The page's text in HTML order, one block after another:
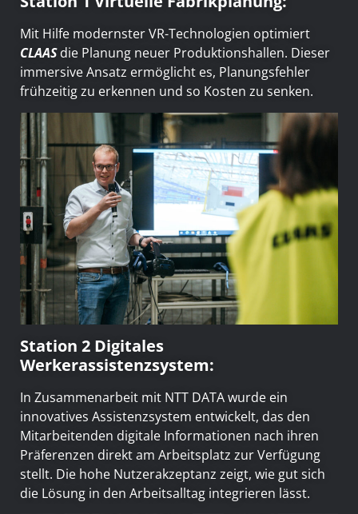
Mit Hilfe modernster VR-Technologien optimiert
CLAASdie Planung neuer Produktionshallen. Dieser
immersive Ansatz ermöglicht es, Planungsfehler
frühzeitig zu erkennen und so Kosten zu senken.
Station 2 Digitales
Werkerassistenzsystem:
In Zusammenarbeit mit NTT DATA wurde ein
innovatives Assistenzsystem entwickelt, das den
Mitarbeitenden digitale Informationen nach ihren
Präferenzen direkt am Arbeitsplatz zur Verfügung
stellt. Die hohe Nutzerakzeptanz zeigt, wie gut sich
die Lösung in den Arbeitsalltag integrieren lässt.